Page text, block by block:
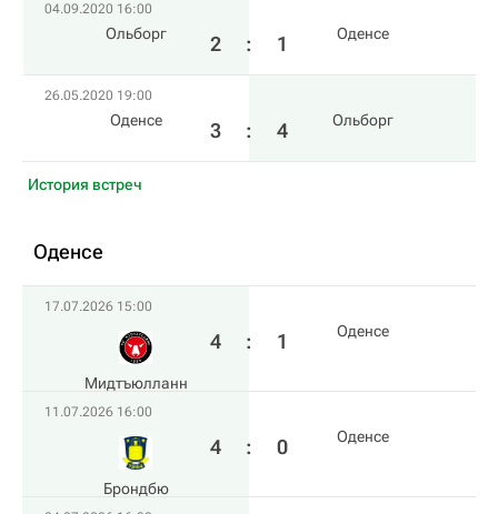
04.09.2020 16:00
Ольборг 2 : 1 Оденсе
26.05.2020 19:00
Оденсе 3 : 4 Ольборг
История встреч
Оденсе
17.07.2026 15:00
Мидтъюлланн
4 : 1 Оденсе
11.07.2026 16:00
Брондбю
4 : 0 Оденсе